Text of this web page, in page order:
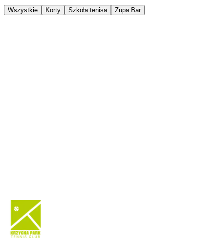
Wszystkie Korty Szkoła tenisa Zupa Bar